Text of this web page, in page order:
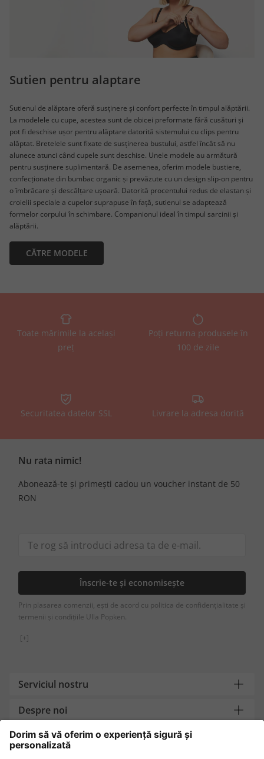
Sutien pentru alaptare
Sutienul de alăptare oferă susținere și confort perfecte în timpul alăptării.
La modelele cu cupe, acestea sunt de obicei preformate fără cusături și
pot fi deschise ușor pentru alăptare datorită sistemului cu clips pentru
alăptat. Bretelele sunt fixate de susținerea bustului, astfel încât să nu
alunece atunci când cupele sunt deschise. Unele modele au armătură
pentru susținere suplimentară. De asemenea, oferim modele bustiere,
confecționate din bumbac organic și prevăzute cu un design slip-on pentru
o îmbrăcare și descălțare ușoară. Datorită procentului redus de elastan și
croielii speciale a cupelor suprapuse în față, sutienul se adaptează
formelor corpului în schimbare. Companionul ideal în timpul sarcinii și
alăptării.
CĂTRE MODELE
Toate mărimile la același
preț
Poți returna produsele în
100 de zile
Securitatea datelor SSL Livrare la adresa dorită
Nu rata nimic!
Abonează-te și primești cadou un voucher instant de 50
RON
Înscrie-te și economisește
Prin plasarea comenzii, ești de acord cu politica de confidențialitate și
termenii și condițiile Ulla Popken.
[+]
Serviciul nostru
Despre noi
Contact